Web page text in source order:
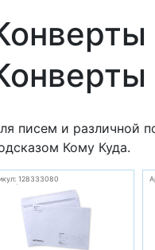
писем и различной
Кому Куда.
128333080